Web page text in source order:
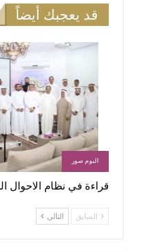
قد يعجبك أيضاً
البوم صور
قراءة في نظام الاحوال
السابق التالي